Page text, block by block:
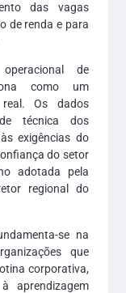
das vagas
de renda e para
de
como um
Os dados
técnica dos
exigências do
do setor
adotada pela
regional do
se na
que
corporativa,
aprendizagem